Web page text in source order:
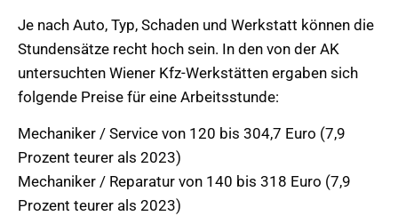
Je nach Auto, Typ, Schaden und Werkstatt können die
Stundensätze recht hoch sein. In den von der AK
untersuchten Wiener Kfz-Werkstätten ergaben sich
folgende Preise für eine Arbeitsstunde:
Mechaniker / Service von 120 bis 304,7 Euro (7,9
Prozent teurer als 2023)
Mechaniker / Reparatur von 140 bis 318 Euro (7,9
Prozent teurer als 2023)